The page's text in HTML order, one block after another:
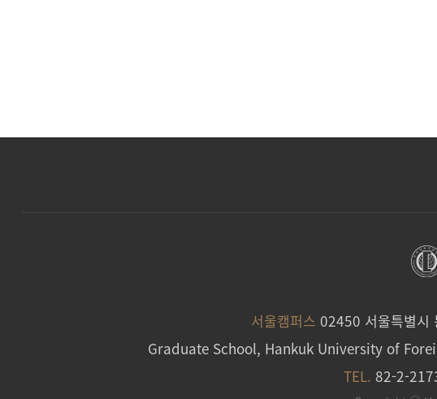
서울캠퍼스 02450 서울특별시
Graduate School, Hankuk University of
TEL. 82-2-